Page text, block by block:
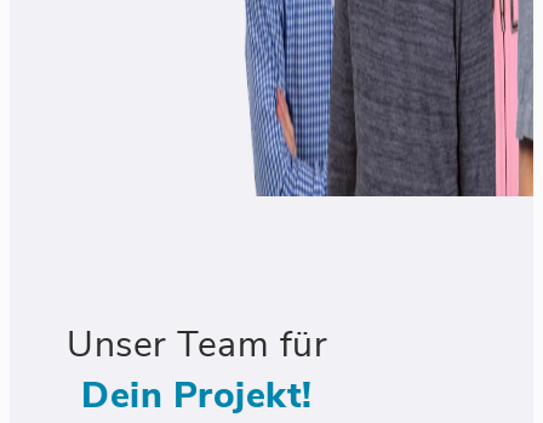
Unser Team für
Dein Projekt!